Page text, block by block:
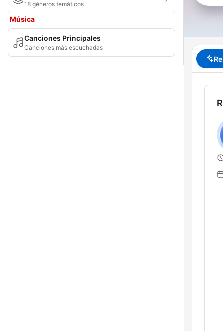
18 géneros temáticos
Música
Canciones Principales
Canciones más escuchadas